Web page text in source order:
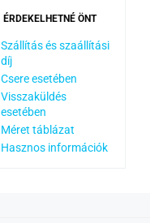
ÉRDEKELHETNÉ ÖNT
Szállítás és szaállítási
díj
Csere esetében
Visszaküldés
esetében
Méret táblázat
Hasznos információk